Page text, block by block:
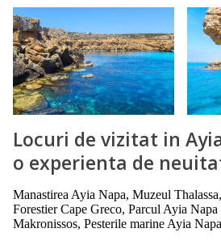
Locuri de vizitat in
o experienta de
Manastirea Ayia Napa, Muzeul
Forestier Cape Greco, Parcul Ayia
Makronissos, Pesterile marine Ayia